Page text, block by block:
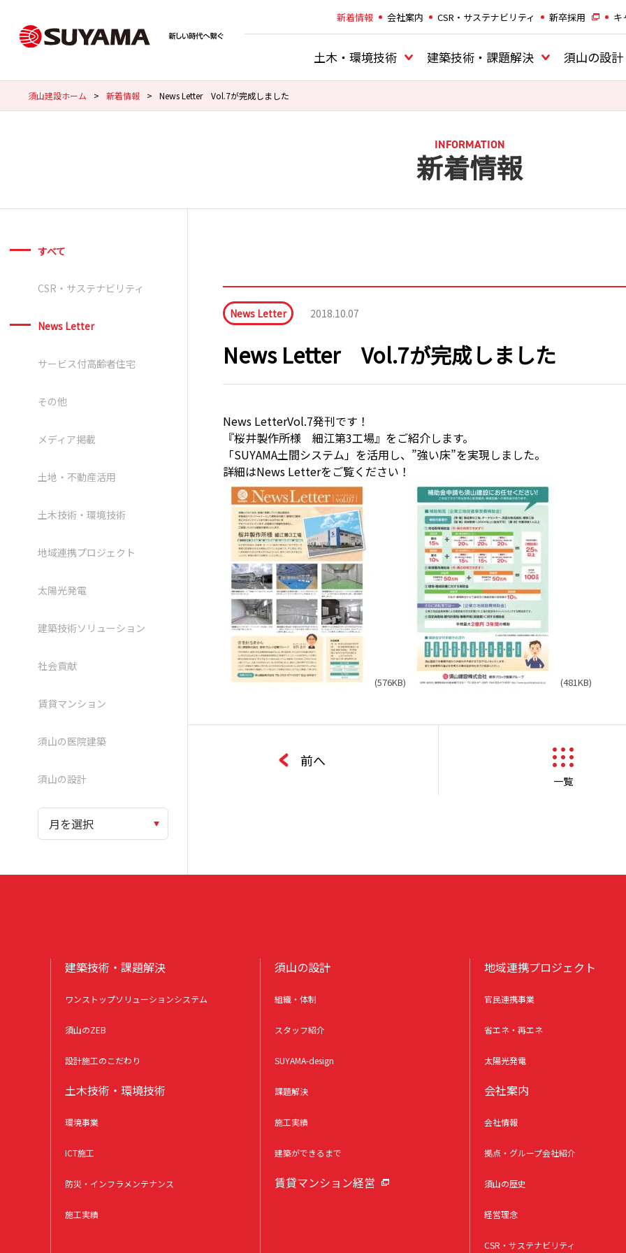
新着情報 会社案内 CSR・サステナビリティ 新卒採用 キ
土木・環境技術 建築技術・課題解決 須山の設計
須山建設ホーム > 新着情報 > News Letter Vol.7が完成しました
新着情報
INFORMATION
すべて
CSR・サステナビリティ
News Letter
サービス付高齢者住宅
その他
メディア掲載
土地・不動産活用
土木技術・環境技術
地域連携プロジェクト
太陽光発電
建築技術ソリューション
社会貢献
賃貸マンション
須山の医院建築
須山の設計
News Letter 2018.10.07
News Letter Vol.7が完成しました
News LetterVol.7発刊です！
『桜井製作所様 細江第3工場』をご紹介します。
「SUYAMA土間システム」を活用し、”強い床”を実現しました。
詳細はNews Letterをご覧ください！
(576KB) (481KB)
前へ
一覧
建築技術・課題解決
ワンストップソリューションシステム
須山のZEB
設計施工のこだわり
土木技術・環境技術
環境事業
ICT施工
防災・インフラメンテナンス
施工実績
須山の設計
組織・体制
スタッフ紹介
SUYAMA-design
課題解決
施工実績
建築ができるまで
賃貸マンション経営
地域連携プロジェクト
官民連携事業
省エネ・再エネ
太陽光発電
会社案内
会社情報
拠点・グループ会社紹介
須山の歴史
経営理念
CSR・サステナビリティ